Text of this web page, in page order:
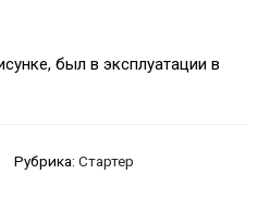
был в эксплуатации в
Рубрика: Стартер